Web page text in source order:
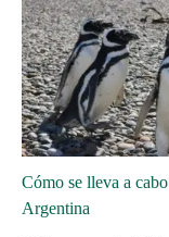
Cómo se lleva a
Argentina